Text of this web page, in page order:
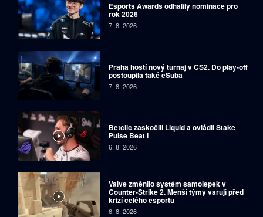
Esports Awards odhalily nominace pro
rok 2026
7. 8. 2026
Praha hostí nový turnaj v CS2. Do play-off
postoupila také eSuba
7. 8. 2026
Betclic zaskočili Liquid a ovládli Stake
Pulse Beat I
6. 8. 2026
Valve změnilo systém samolepek v
Counter-Strike 2. Menší týmy varují před
krizí celého esportu
6. 8. 2026